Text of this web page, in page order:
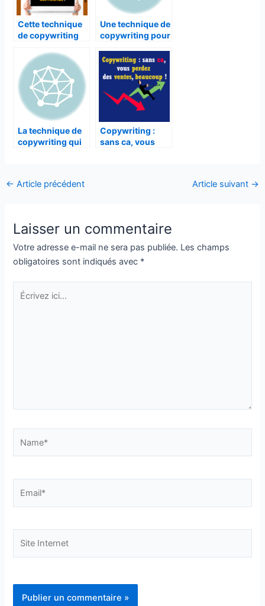
Téléchargezvotre
cadeau
''Les secrets d'un
texte de vente qui a
rapporté 1 million de
dollars ''
recevrez un mail de demande
Cliquez alors sur le lien à
l’intérieur pour confirmer
votre inscription. C’est le seul
commerciale éthique et personnalisée qui peut
Oui,
Cette technique
de copywriting
accroche plus
hypnotique que
celle d’un maître
copywriter !
Une technique de
copywriting pour
désir d’acheter
La technique de
copywriting qui
Copywriting :
sans ca, vous
← Article précédent Article suivant →
Laisser un commentaire
Votre adresse e-mail ne sera pas publiée. Les champs
obligatoires sont indiqués avec *
Écrivez
ici…